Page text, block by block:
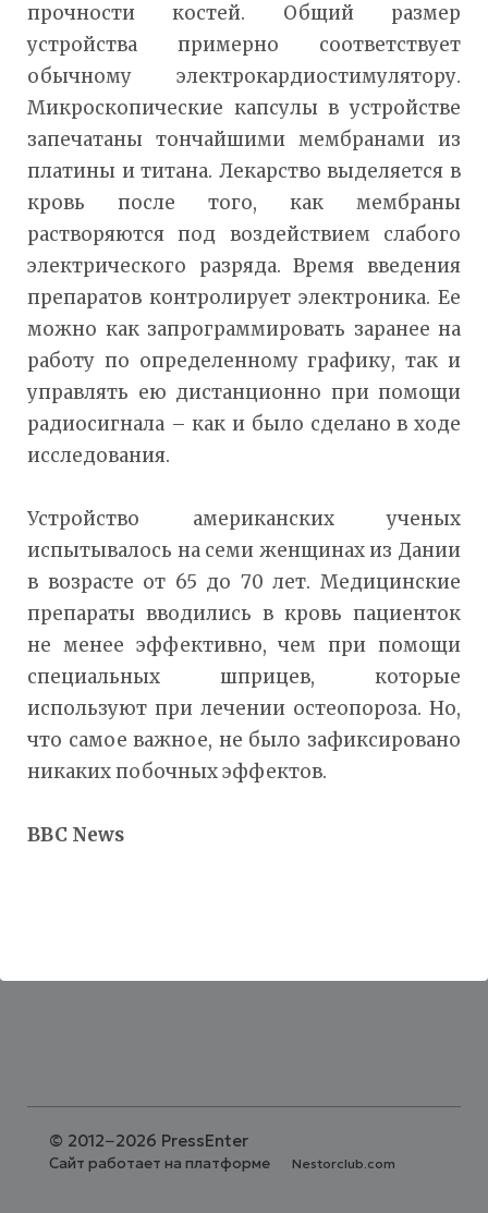
прочности костей. Общий размер
устройства примерно соответствует
обычному электрокардиостимулятору.
Микроскопические капсулы в устройстве
запечатаны тончайшими мембранами из
платины и титана. Лекарство выделяется в
кровь после того, как мембраны
растворяются под воздействием слабого
электрического разряда. Время введения
препаратов контролирует электроника. Ее
можно как запрограммировать заранее на
работу по определенному графику, так и
управлять ею дистанционно при помощи
радиосигнала – как и было сделано в ходе
исследования.
Устройство американских ученых
испытывалось на семи женщинах из Дании
в возрасте от 65 до 70 лет. Медицинские
препараты вводились в кровь пациенток
не менее эффективно, чем при помощи
специальных шприцев, которые
используют при лечении остеопороза. Но,
что самое важное, не было зафиксировано
никаких побочных эффектов.
BBC News
© 2012−2026 PressEnter
Сайт работает на платформе Nestorclub.com